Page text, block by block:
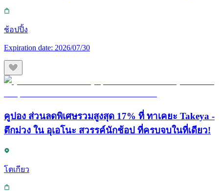
ช้อปปิ้ง
Expiration date: 2026/07/30
คูปอง ส่วนลดพิเศษรวมสูงสุด 17% ที่ ทาเคยะ Takeya -
ตึกม่วง ใน อุเอโนะ สวรรค์นักช้อป ที่ครบจบในที่เดียว!
โตเกียว